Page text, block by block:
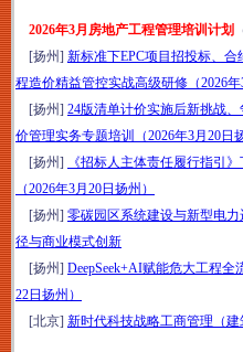
2026年3月房地产工程管理培训计划
[扬州] 新标准下EPC项目招投标、
程造价精益管控实战高级研修（2026
[扬州] 24版清单计价实施后新挑战
价管理实务专题培训（2026年3月20日
[扬州]
《招标人主体责任履行指引
（2026年3月20日扬州）
[扬州] 零碳园区系统建设与新型电
径与商业模式创新
[扬州] DeepSeek+AI赋能危大工程
22日扬州）
[北京] 新时代科技战略工商管理（